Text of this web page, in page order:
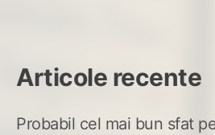
Articole recente
Probabil cel mai bun sfat